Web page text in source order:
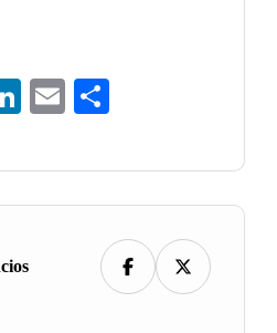
LinkedIn
Email